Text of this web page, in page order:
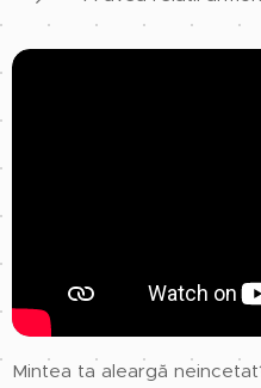
Mintea ta aleargă